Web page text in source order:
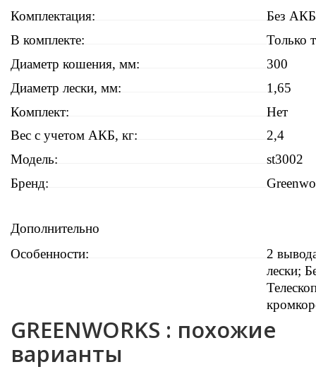
Комплектация:
Без
В комплекте:
Только
Диаметр кошения, мм:
300
Диаметр лески, мм:
1,65
Комплект:
Нет
Вес с учетом АКБ, кг:
2,4
Модель:
st3002
Бренд:
Дополнительно
Особенности:
2
лески;
GREENWORKS : похожие
варианты